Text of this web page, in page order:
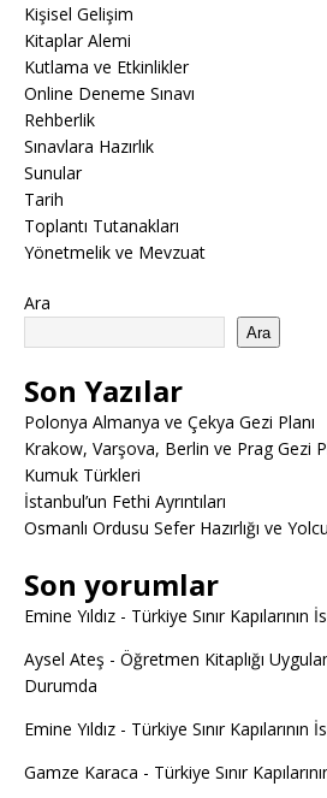
Kişisel Gelişim
Kitaplar Alemi
Kutlama ve Etkinlikler
Online Deneme Sınavı
Rehberlik
Sınavlara Hazırlık
Sunular
Tarih
Toplantı Tutanakları
Yönetmelik ve Mevzuat
Ara
Ara
Son Yazılar
Polonya Almanya ve Çekya Gezi Planı
Krakow, Varşova, Berlin ve Prag Gezi
Kumuk Türkleri
İstanbul’un Fethi Ayrıntıları
Osmanlı Ordusu Sefer Hazırlığı ve
Son yorumlar
Emine Yıldız - Türkiye Sınır Kapılarının
Aysel Ateş - Öğretmen Kitaplığı
Durumda
Emine Yıldız - Türkiye Sınır Kapılarının
Gamze Karaca - Türkiye Sınır